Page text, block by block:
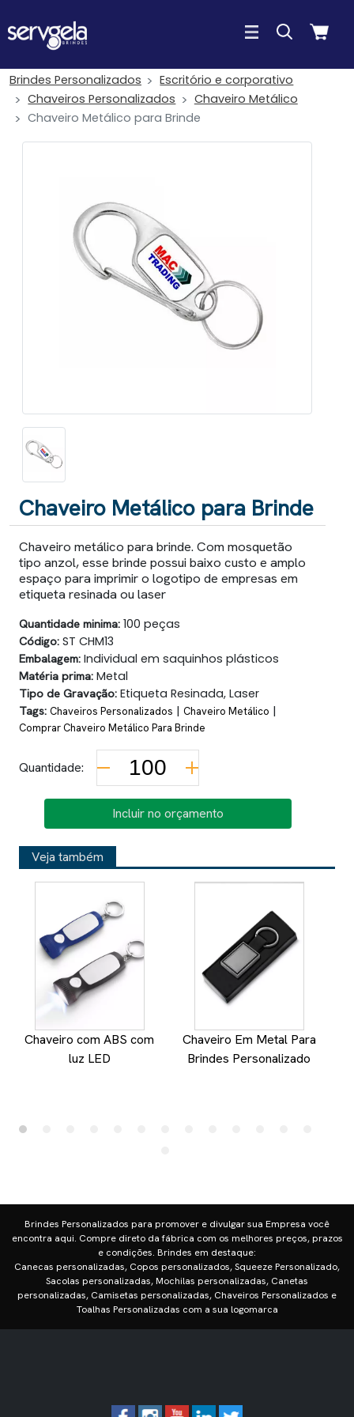
Brindes Personalizados
Escritório e corporativo
Chaveiros Personalizados
Chaveiro Metálico
Chaveiro Metálico para Brinde
Chaveiro Metálico para Brinde
Chaveiro metálico para brinde. Com mosquetão
tipo anzol, esse brinde possui baixo custo e amplo
espaço para imprimir o logotipo de empresas em
etiqueta resinada ou laser
Quantidade minima: 100 peças
Código: ST CHM13
Embalagem: Individual em saquinhos plásticos
Matéria prima: Metal
Tipo de Gravação: Etiqueta Resinada, Laser
Tags: Chaveiros Personalizados | Chaveiro Metálico |
Comprar Chaveiro Metálico Para Brinde
Quantidade:
Incluir no orçamento
Veja também
Chaveiro com ABS com
luz LED
Chaveiro Em Metal Para
Brindes Personalizado
Brindes Personalizados para promover e divulgar sua Empresa você
encontra aqui. Compre direto da fábrica com os melhores preços, prazos
e condições. Brindes em destaque:
Canecas personalizadas, Copos personalizados, Squeeze Personalizado,
Sacolas personalizadas, Mochilas personalizadas, Canetas
personalizadas, Camisetas personalizadas, Chaveiros Personalizados e
Toalhas Personalizadas com a sua logomarca